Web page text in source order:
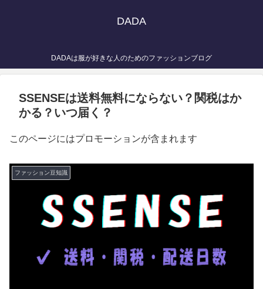
DADA
DADAは服が好きな人のためのファッションブログ
SSENSEは送料無料にならない？関税はか
かる？いつ届く？
このページにはプロモーションが含まれます
ファッション豆知識